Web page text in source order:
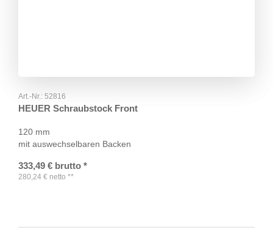
Art.-Nr.: 52816
HEUER Schraubstock Front
120 mm
mit auswechselbaren Backen
333,49 € brutto *
280,24 € netto **